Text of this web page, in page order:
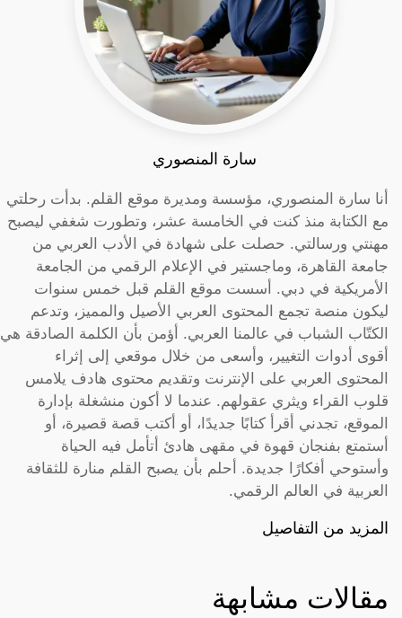
سارة المنصوري
أنا سارة المنصوري، مؤسسة ومديرة موقع القلم. بدأت رحلتي
مع الكتابة منذ كنت في الخامسة عشر، وتطورت شغفي ليصبح
مهنتي ورسالتي. حصلت على شهادة في الأدب العربي من
جامعة القاهرة، وماجستير في الإعلام الرقمي من الجامعة
الأمريكية في دبي. أسست موقع القلم قبل خمس سنوات
ليكون منصة تجمع المحتوى العربي الأصيل والمميز، وتدعم
الكتّاب الشباب في عالمنا العربي. أؤمن بأن الكلمة الصادقة هي
أقوى أدوات التغيير، وأسعى من خلال موقعي إلى إثراء
المحتوى العربي على الإنترنت وتقديم محتوى هادف يلامس
قلوب القراء ويثري عقولهم. عندما لا أكون منشغلة بإدارة
الموقع، تجدني أقرأ كتابًا جديدًا، أو أكتب قصة قصيرة، أو
أستمتع بفنجان قهوة في مقهى هادئ أتأمل فيه الحياة
وأستوحي أفكارًا جديدة. أحلم بأن يصبح القلم منارة للثقافة
العربية في العالم الرقمي.
المزيد من التفاصيل
مقالات مشابهة